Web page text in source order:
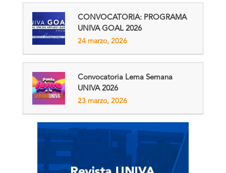
CONVOCATORIA: PROGRAMA
UNIVA GOAL 2026
24 marzo, 2026
Convocatoria Lema Semana
UNIVA 2026
23 marzo, 2026